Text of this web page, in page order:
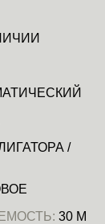
/
30 М